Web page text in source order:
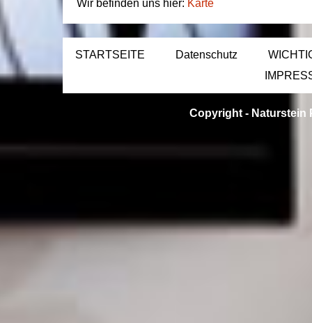
Wir befinden uns hier: Karte
STARTSEITE Datenschutz
Copyright - Naturstein